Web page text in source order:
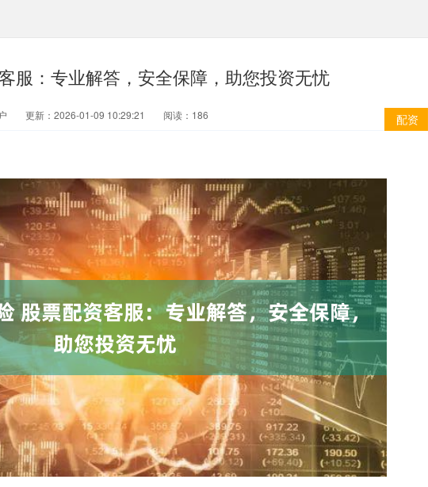
服：专业解答，安全保障，助您投资无忧
配资
更新：2026-01-09 10:29:21 阅读：186